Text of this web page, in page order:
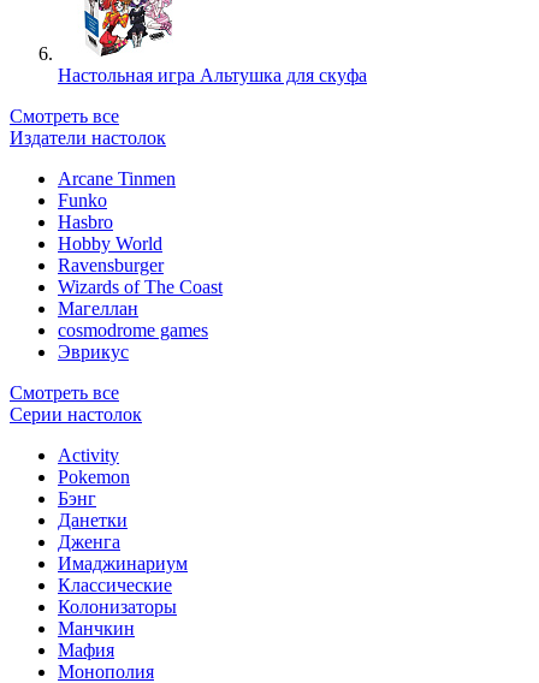
Настольная игра Альтушка для скуфа
Смотреть все
Издатели настолок
Arcane Tinmen
Funko
Hasbro
Hobby World
Ravensburger
Wizards of The Coast
Магеллан
сosmodrome games
Эврикус
Смотреть все
Серии настолок
Activity
Pokemon
Бэнг
Данетки
Дженга
Имаджинариум
Классические
Колонизаторы
Манчкин
Мафия
Монополия